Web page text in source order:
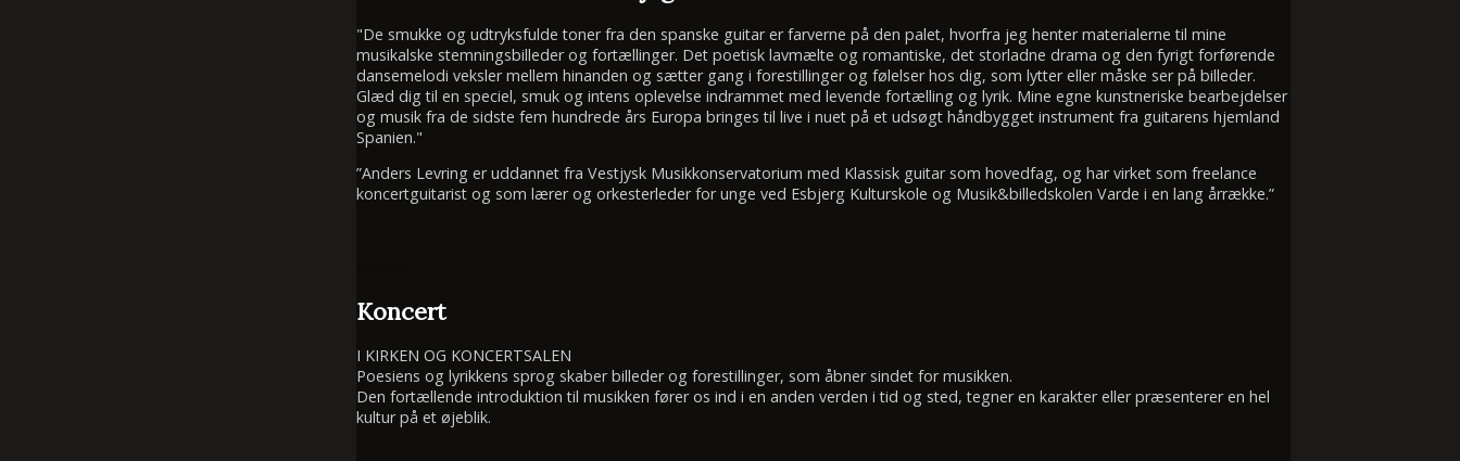
"De smukke og udtryksfulde toner fra den spanske guitar er farverne på den palet, hvorfra jeg henter materialerne til mine
musikalske stemningsbilleder og fortællinger. Det poetisk lavmælte og romantiske, det storladne drama og den fyrigt forførende
dansemelodi veksler mellem hinanden og sætter gang i forestillinger og følelser hos dig, som lytter eller måske ser på billeder.
Glæd dig til en speciel, smuk og intens oplevelse indrammet med levende fortælling og lyrik. Mine egne kunstneriske bearbejdelser
og musik fra de sidste fem hundrede års Europa bringes til live i nuet på et udsøgt håndbygget instrument fra guitarens hjemland
Spanien."
”Anders Levring er uddannet fra Vestjysk Musikkonservatorium med Klassisk guitar som hovedfag, og har virket som freelance
koncertguitarist og som lærer og orkesterleder for unge ved Esbjerg Kulturskole og Musik&billedskolen Varde i en lang årrække.”
Koncert
I KIRKEN OG KONCERTSALEN
Poesiens og lyrikkens sprog skaber billeder og forestillinger, som åbner sindet for musikken.
Den fortællende introduktion til musikken fører os ind i en anden verden i tid og sted, tegner en karakter eller præsenterer en hel
kultur på et øjeblik.